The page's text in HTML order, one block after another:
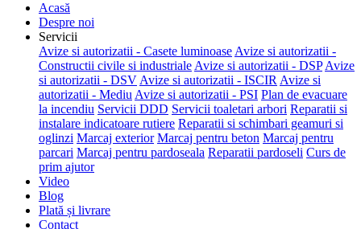
Acasă
Despre noi
Servicii
Avize si autorizatii - Casete luminoase Avize si autorizatii -
Constructii civile si industriale Avize si autorizatii - DSP Avize
si autorizatii - DSV Avize si autorizatii - ISCIR Avize si
autorizatii - Mediu Avize si autorizatii - PSI Plan de evacuare
la incendiu Servicii DDD Servicii toaletari arbori Reparatii si
instalare indicatoare rutiere Reparatii si schimbari geamuri si
oglinzi Marcaj exterior Marcaj pentru beton Marcaj pentru
parcari Marcaj pentru pardoseala Reparatii pardoseli Curs de
prim ajutor
Video
Blog
Plată și livrare
Contact